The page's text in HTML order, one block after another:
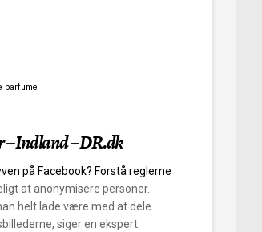
parfume
– Indland – DR.dk
på Facebook? Forstå reglerne
at anonymisere personer.
helt lade være med at dele
siger en ekspert.